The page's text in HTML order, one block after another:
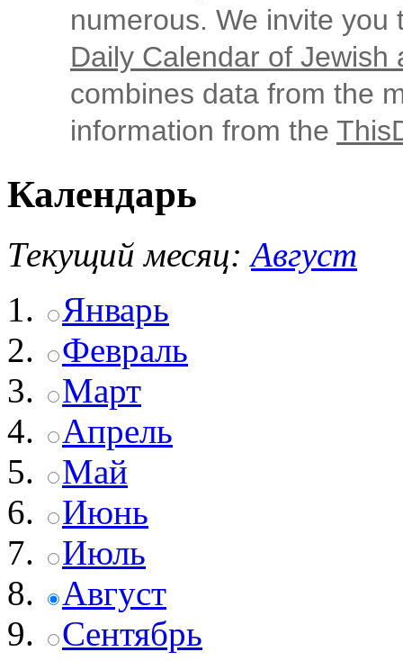
numerous. We invite
Daily Calendar of Jewish
combines data from the
information from the
Календарь
Текущий месяц: Август
Январь
Февраль
Март
Апрель
Май
Июнь
Июль
Август
Сентябрь